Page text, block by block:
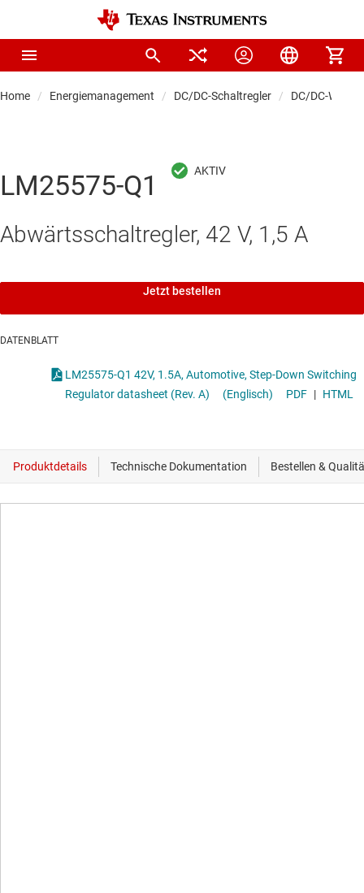
Home Energiemanagement DC/DC-Schaltregler DC/DC-
LM25575-Q1
Abwärtsschaltregler, 42 V, 1,5 A
Jetzt bestellen
DATENBLATT
LM25575-Q1 42V, 1.5A, Automotive, Step-Down Switching
Regulator datasheet (Rev. A)
(Englisch) PDF | HTML